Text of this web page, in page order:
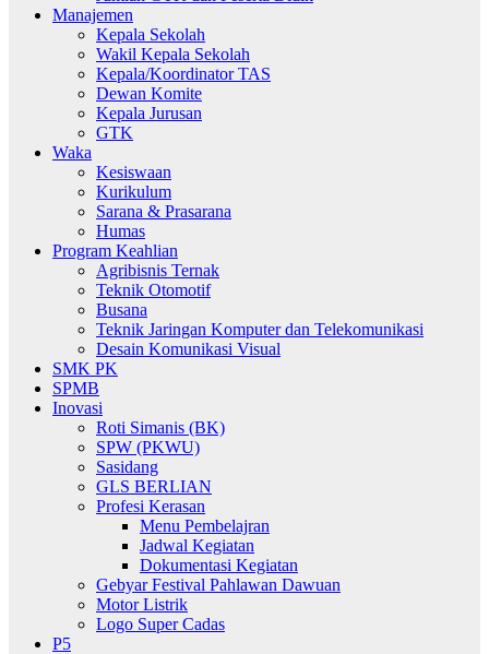
Manajemen
Kepala Sekolah
Wakil Kepala Sekolah
Kepala/Koordinator TAS
Dewan Komite
Kepala Jurusan
GTK
Waka
Kesiswaan
Kurikulum
Sarana & Prasarana
Humas
Program Keahlian
Agribisnis Ternak
Teknik Otomotif
Busana
Teknik Jaringan Komputer dan Telekomunikasi
Desain Komunikasi Visual
SMK PK
SPMB
Inovasi
Roti Simanis (BK)
SPW (PKWU)
Sasidang
GLS BERLIAN
Profesi Kerasan
Menu Pembelajran
Jadwal Kegiatan
Dokumentasi Kegiatan
Gebyar Festival Pahlawan Dawuan
Motor Listrik
Logo Super Cadas
P5